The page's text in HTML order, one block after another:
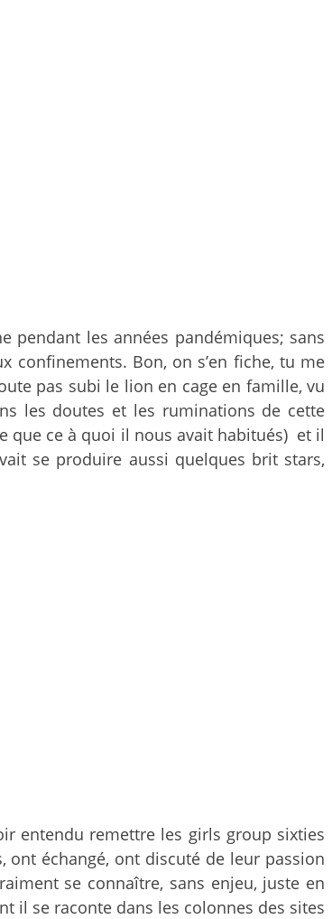
pendant les années pandémiques; sans
confinements. Bon, on s’en fiche, tu me
pas subi le lion en cage en famille, vu
les doutes et les ruminations de cette
que ce à quoi il nous avait habitués) et il
se produire aussi quelques brit stars,
entendu remettre les girls group sixties
ont échangé, ont discuté de leur passion
se connaître, sans enjeu, juste en
il se raconte dans les colonnes des sites